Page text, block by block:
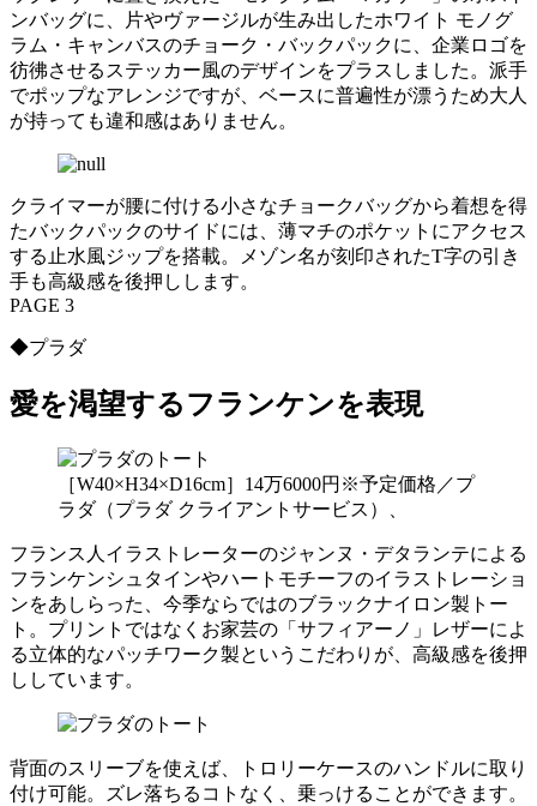
ンバッグに、片やヴァージルが生み出したホワイト モノグ
ラム・キャンバスのチョーク・バックパックに、企業ロゴを
彷彿させるステッカー風のデザインをプラスしました。派手
でポップなアレンジですが、ベースに普遍性が漂うため大人
が持っても違和感はありません。
クライマーが腰に付ける小さなチョークバッグから着想を得
たバックパックのサイドには、薄マチのポケットにアクセス
する止水風ジップを搭載。メゾン名が刻印されたT字の引き
手も高級感を後押しします。
PAGE 3
◆プラダ
愛を渇望するフランケンを表現
［W40×H34×D16cm］14万6000円※予定価格／プ
ラダ（プラダ クライアントサービス）、
フランス人イラストレーターのジャンヌ・デタランテによる
フランケンシュタインやハートモチーフのイラストレーショ
ンをあしらった、今季ならではのブラックナイロン製トー
ト。プリントではなくお家芸の「サフィアーノ」レザーによ
る立体的なパッチワーク製というこだわりが、高級感を後押
ししています。
背面のスリーブを使えば、トロリーケースのハンドルに取り
付け可能。ズレ落ちるコトなく、乗っけることができます。